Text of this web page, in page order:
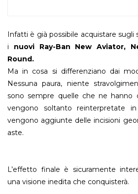
Infatti è già possibile acquistare sugli
i nuovi Ray-Ban New Aviator,
Round.
Ma in cosa si differenziano dai
Nessuna paura, niente
sono sempre quelle che ne hanno
vengono soltanto reinterpretate
vengono aggiunte delle incisioni
aste.
L’effetto finale è sicuramente
una visione inedita che conquisterà.